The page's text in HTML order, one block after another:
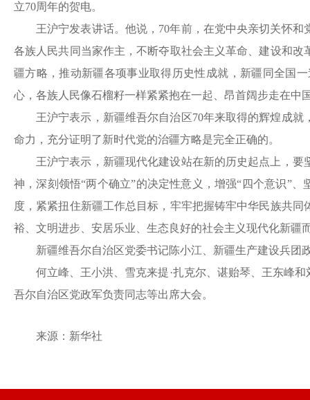
立70周年的贺电。
王沪宁发表讲话。他说， 70年前，在党中央亲切关怀和
各族人民共同当家作主，不断夺取社会主义革命、建设和
疆方略，推动新疆各项事业取得历史性成就，新疆同全国
心，各族人民像石榴籽一样紧紧抱在一起、昂首阔步走在中
王沪宁表示，新疆维吾尔自治区70年来取得的辉煌成就
命力，充分证明了新时代党的治疆方略是完全正确的。
王沪宁表示，新疆现代化建设站在新的历史起点上，
神，深刻领悟“两个确立”的决定性意义，增强“四个意识”
度，紧紧扭住新疆工作总目标，牢牢把握铸牢中华民族共
裕、文明进步、安居乐业、生态良好的社会主义现代化新疆
新疆维吾尔自治区党委书记陈小江、新疆生产建设兵团
何立峰、王小洪、雪克来提 ·扎克尔、谌贻琴、王东峰
吾尔自治区党政军负责同志等出席大会。
来源： 新华社